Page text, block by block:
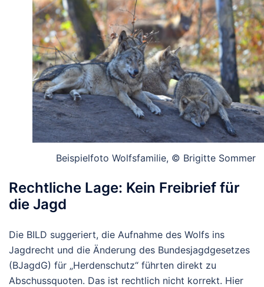
Beispielfoto Wolfsfamilie, © Brigitte Sommer
Rechtliche Lage: Kein Freibrief für
die Jagd
Die BILD suggeriert, die Aufnahme des Wolfs ins
Jagdrecht und die Änderung des Bundesjagdgesetzes
(BJagdG) für „Herdenschutz“ führten direkt zu
Abschussquoten. Das ist rechtlich nicht korrekt. Hier